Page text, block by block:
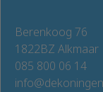
Berenkoog 76
1822BZ Alkmaar
085 800 06 14